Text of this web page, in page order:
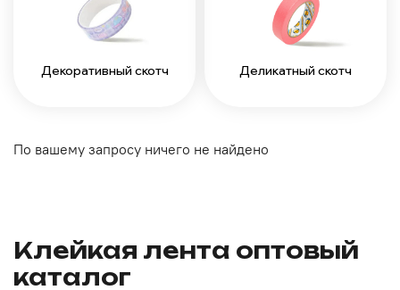
Декоративный скотч Деликатный скотч
По вашему запросу ничего не найдено
Клейкая лента оптовый
каталог